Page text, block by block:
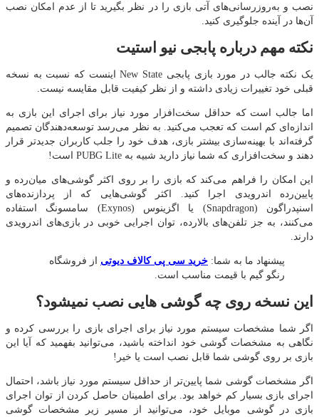
نصب و به‌روزرسانی‌های آتی بازی را در نظر بگیرید تا از عدم امکان نصب
آن‌ها در آینده جلوگیری کنید.
نکته مهم درباره پابجی نیو استیت
یک نکته جالب در مورد بازی پابجی New State اینست که نسبت به نسخه
قبلی خود تغییرات زیادی داشته و از نظر کیفیت قابل مقایسه نیست.
اما جالب است که حداقل سخت‌افزار مورد نیاز برای اجرای این بازی به
اندازه‌ای کم است که تعجب می‌کنید. به نظر می‌رسد توسعه‌دهندگان تصمیم
گرفته‌اند با بهینه‌سازی بیشتر بازی، هدف خود را جلب کاربران جدیدتر قرار
دهند و سخت‌افزاری که شما نیاز دارید شبیه به PUBG Lite است!
این امکان را فراهم می‌کند که بازی را بر روی اکثر گوشی‌های میان‌رده و
پایین‌رده اندرویدی اجرا کنید. اکثر گوشی‌هایی که از پردازنده‌های
اسنپدراگون (Snapdragon) یا اگزینوس (Exynos) سامسونگ استفاده
می‌کنند، به جز تلفن‌های بالارده، توان اجرایی خوبی در بازی‌های اندرویدی
دارند.
پیشنهاد ما به شما: خرید سی پی کالاف دیوتی از فروشگاه
رنگو گیم با قیمت مناسب است.
این نسخه روی چه گوشی هایی نصب نمیشود؟
اگر شما مشخصات سیستم مورد نیاز برای اجرای بازی را بررسی کرده و
نگاهی به مشخصات گوشی خود انداخته باشید، می‌توانید بفهمید که آیا این
بازی بر روی گوشی شما قابل نصب است یا خیر!
اگر مشخصات گوشی شما پایین‌تر از حداقل سیستم مورد نیاز باشد، احتمال
اجرای بازی بسیار کم خواهد بود. برای اطمینان حاصل کردن از توان اجرای
بازی در گوشی موبایل خود، می‌توانید از مسیر زیر مشخصات گوشی